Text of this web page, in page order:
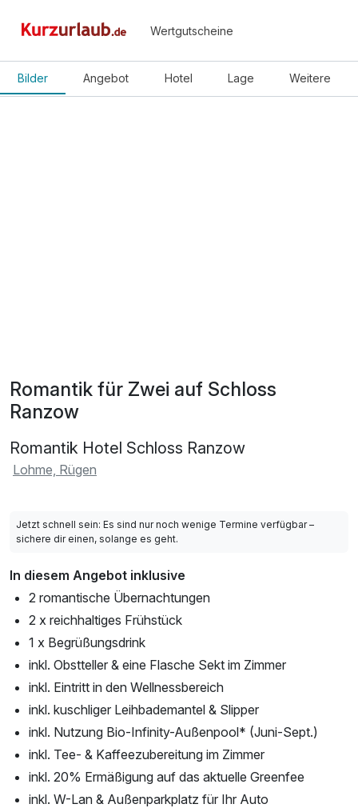
Wertgutscheine
Bilder Angebot Hotel Lage Weitere
Romantik für Zwei auf Schloss
Ranzow
Romantik Hotel Schloss Ranzow
Lohme, Rügen
Jetzt schnell sein: Es sind nur noch wenige Termine verfügbar –
sichere dir einen, solange es geht.
In diesem Angebot inklusive
2 romantische Übernachtungen
2 x reichhaltiges Frühstück
1 x Begrüßungsdrink
inkl. Obstteller & eine Flasche Sekt im Zimmer
inkl. Eintritt in den Wellnessbereich
inkl. kuschliger Leihbademantel & Slipper
inkl. Nutzung Bio-Infinity-Außenpool* (Juni-Sept.)
inkl. Tee- & Kaffeezubereitung im Zimmer
inkl. 20% Ermäßigung auf das aktuelle Greenfee
inkl. W-Lan & Außenparkplatz für Ihr Auto